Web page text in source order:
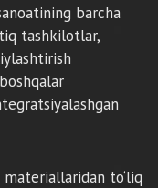
barcha
tashkilotlar,
materiallaridan to‘liq